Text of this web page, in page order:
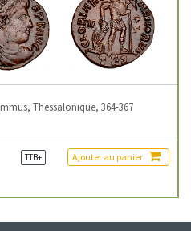
Thessalonique, 364-367
TTB+ Ajouter au panier